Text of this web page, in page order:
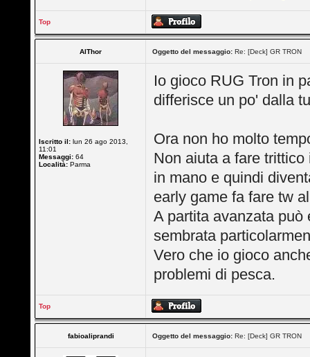
Top
AlThor Oggetto del messaggio: Re: [Deck] GR TRON
Iscritto il: lun 26 ago 2013,
11:01
Messaggi: 64
Località: Parma
Io gioco RUG Tron in
differisce un po' dalla
Ora non ho molto
Non aiuta a fare
in mano e quindi
early game fa fare tw
A partita avanzata può
sembrata
Vero che io gioco
problemi di pesca.
Top
fabioaliprandi Oggetto del messaggio: Re: [Deck] GR TRON